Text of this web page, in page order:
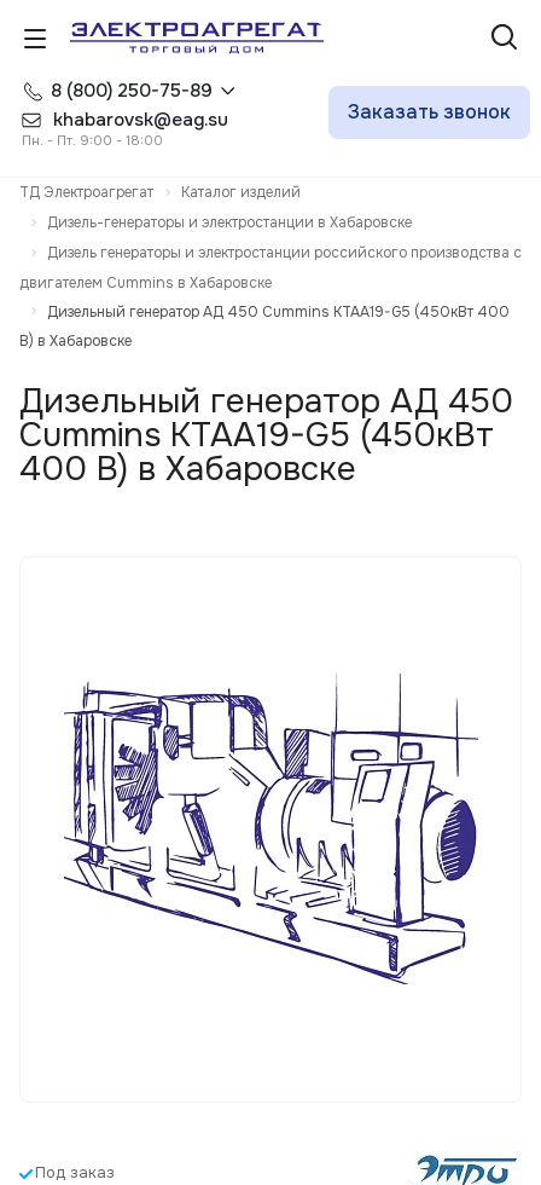
8 (800) 250-75-89
khabarovsk@eag.su
Пн. - Пт. 9:00 - 18:00
Заказать звонок
ТД Электроагрегат
Каталог изделий
Дизель-генераторы и электростанции в Хабаровске
Дизель генераторы и электростанции российского производства с
двигателем Cummins в Хабаровске
Дизельный генератор АД 450 Cummins KTAA19-G5 (450кВт 400
В) в Хабаровске
Дизельный генератор АД 450
Cummins KTAA19-G5 (450кВт
400 В) в Хабаровске
Под заказ